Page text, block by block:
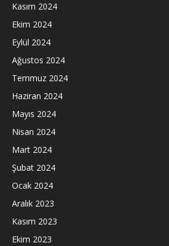
Kasım 2024
Ekim 2024
Eylül 2024
Ağustos 2024
Temmuz 2024
Haziran 2024
Mayıs 2024
Nisan 2024
Mart 2024
Şubat 2024
Ocak 2024
Aralık 2023
Kasım 2023
Ekim 2023